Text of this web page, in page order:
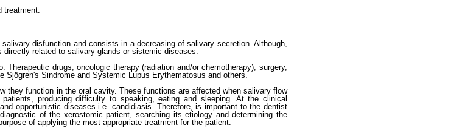
treatment.
disfunction and consists in a decreasing of salivary secretion. Although,
related to salivary glands or sistemic diseases.
drugs, oncologic therapy (radiation and/or chemotherapy), surgery,
Sjögren's Sindrome and Systemic Lupus Erythematosus and others.
they function in the oral cavity. These functions are affected when salivary flow
producing difficulty to speaking, eating and sleeping. At the clinical
opportunistic diseases i.e. candidiasis. Therefore, is important to the dentist
of the xerostomic patient, searching its etiology and determining the
of applying the most appropriate treatment for the patient.